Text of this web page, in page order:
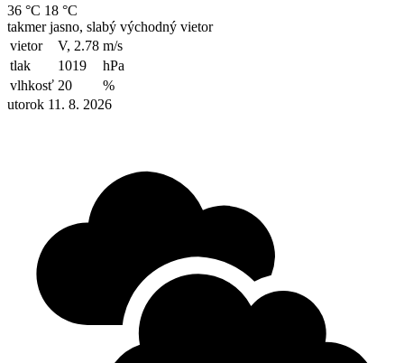
36 °C 18 °C
takmer jasno, slabý východný vietor
vietor
V, 2.78 m/s
tlak
1019
hPa
vlhkosť 20
%
utorok 11. 8. 2026